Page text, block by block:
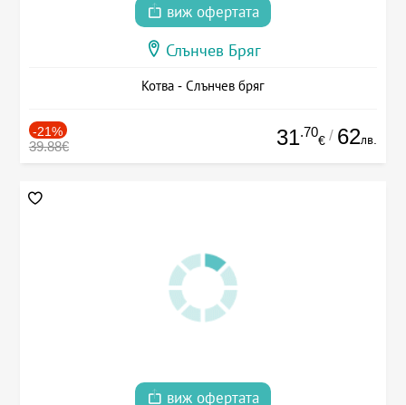
виж офертата
Слънчев Бряг
Котва - Слънчев бряг
-21%
39.88€ 31.70
€ / 62лв.
виж офертата